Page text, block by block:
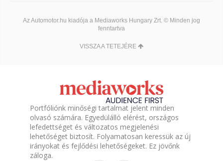
Az Automotor.hu kiadója a Mediaworks Hungary Zrt. © Minden jog
fenntartva
VISSZA A TETEJÉRE
Portfóliónk minőségi tartalmat jelent minden
olvasó számára. Egyedülálló elérést, országos
lefedettséget és változatos megjelenési
lehetőséget biztosít. Folyamatosan keressük az új
irányokat és fejlődési lehetőségeket. Ez jövőnk
záloga.